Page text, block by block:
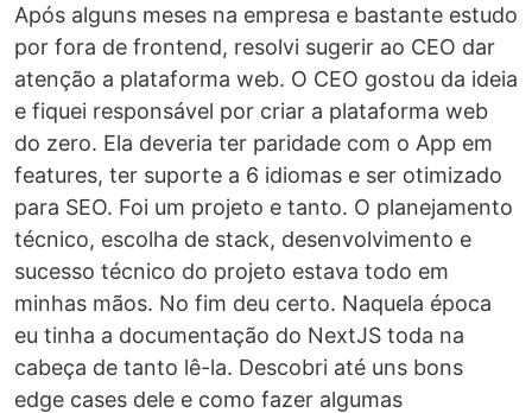
Após alguns meses na empresa e bastante estudo
por fora de frontend, resolvi sugerir ao CEO dar
atenção a plataforma web. O CEO gostou da ideia
e fiquei responsável por criar a plataforma web
do zero. Ela deveria ter paridade com o App em
features, ter suporte a 6 idiomas e ser otimizado
para SEO. Foi um projeto e tanto. O planejamento
técnico, escolha de stack, desenvolvimento e
sucesso técnico do projeto estava todo em
minhas mãos. No fim deu certo. Naquela época
eu tinha a documentação do NextJS toda na
cabeça de tanto lê-la. Descobri até uns bons
edge cases dele e como fazer algumas